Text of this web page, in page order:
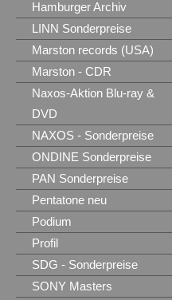
Hamburger Archiv
LINN Sonderpreise
Marston records (USA)
Marston - CDR
Naxos-Aktion Blu-ray &
DVD
NAXOS - Sonderpreise
ONDINE Sonderpreise
PAN Sonderpreise
Pentatone neu
Podium
Profil
SDG - Sonderpreise
SONY Masters